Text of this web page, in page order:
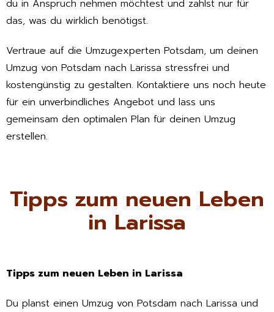
du in Anspruch nehmen möchtest und zahlst nur für
das, was du wirklich benötigst.
Vertraue auf die Umzugexperten Potsdam, um deinen
Umzug von Potsdam nach Larissa stressfrei und
kostengünstig zu gestalten. Kontaktiere uns noch heute
für ein unverbindliches Angebot und lass uns
gemeinsam den optimalen Plan für deinen Umzug
erstellen.
Tipps zum neuen Leben
in Larissa
Tipps zum neuen Leben in Larissa
Du planst einen Umzug von Potsdam nach Larissa und